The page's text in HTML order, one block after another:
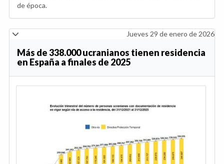
de época.
Jueves 29 de enero de 2026
Más de 338.000 ucranianos tienen residencia
en España a finales de 2025